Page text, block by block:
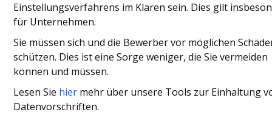
Einstellungsverfahrens im Klaren sein. Dies gilt
für Unternehmen.
Sie müssen sich und die Bewerber vor möglichen
schützen. Dies ist eine Sorge weniger, die Sie vermeiden
können und müssen.
Lesen Sie hier mehr über unsere Tools zur Einhaltung
Datenvorschriften.